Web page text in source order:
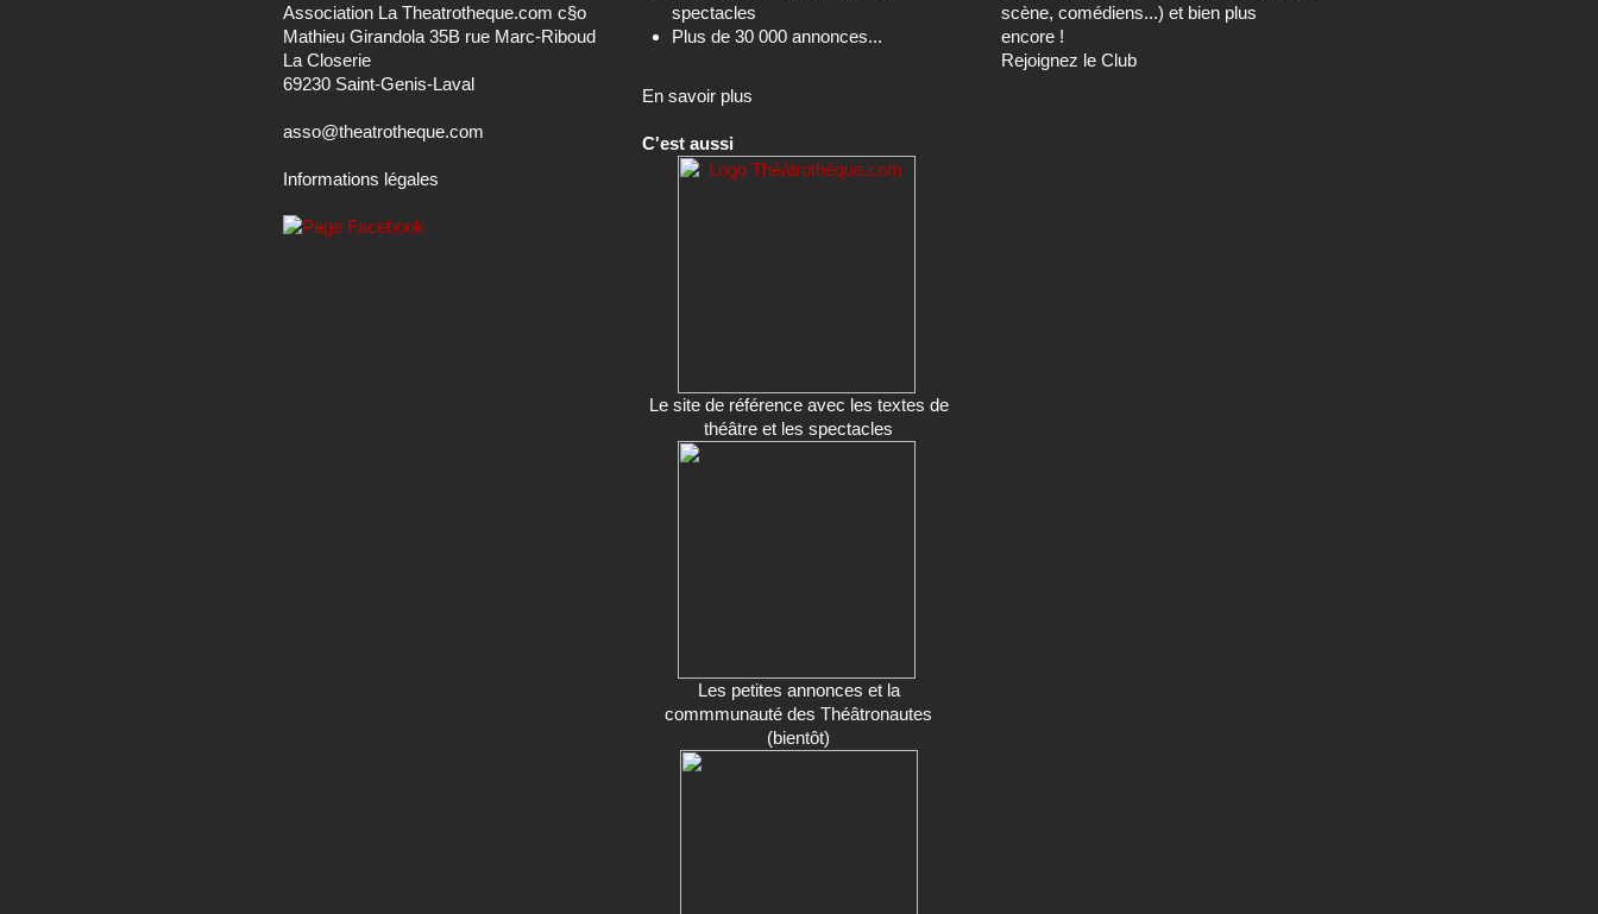
Association La Theatrotheque.com c§o
Mathieu Girandola 35B rue Marc-Riboud
La Closerie
69230 Saint-Genis-Laval
asso@theatrotheque.com
Informations légales
spectacles
Plus de 30 000 annonces...
En savoir plus
C'est aussi
Le site de référence avec les textes de
théâtre et les spectacles
Les petites annonces et la
commmunauté des Théâtronautes
(bientôt)
scène, comédiens...) et bien plus
encore !
Rejoignez le Club